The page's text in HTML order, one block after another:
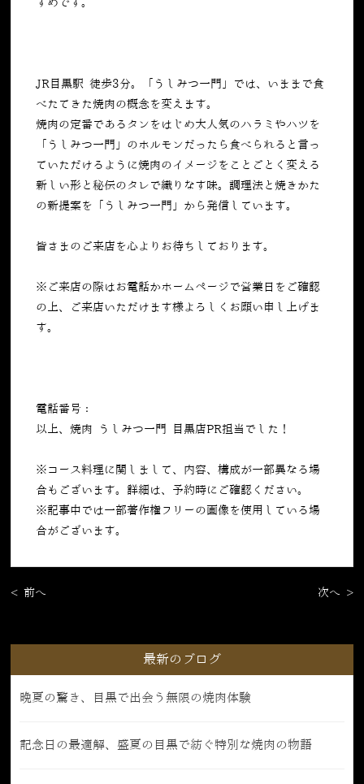
すめです。
JR目黒駅 徒歩3分。「うしみつ一門」では、いままで食
べたてきた焼肉の概念を変えます。
焼肉の定番であるタンをはじめ大人気のハラミやハツを
「うしみつ一門」のホルモンだったら食べられると言っ
ていただけるように焼肉のイメージをことごとく変える
新しい形と秘伝のタレで織りなす味。調理法と焼きかた
の新提案を「うしみつ一門」から発信しています。
皆さまのご来店を心よりお待ちしております。
※ご来店の際はお電話かホームページで営業日をご確認
の上、ご来店いただけます様よろしくお願い申し上げま
す。
電話番号：
以上、焼肉 うしみつ一門 目黒店PR担当でした！
※コース料理に関しまして、内容、構成が一部異なる場
合もございます。詳細は、予約時にご確認ください。
※記事中では一部著作権フリーの画像を使用している場
合がございます。
< 前へ 次へ >
最新のブログ
晩夏の驚き、目黒で出会う無限の焼肉体験
記念日の最適解、盛夏の目黒で紡ぐ特別な焼肉の物語